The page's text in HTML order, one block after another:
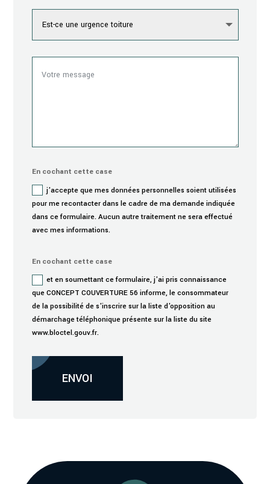
En cochant cette case
j'accepte que mes données personnelles soient utilisées
pour me recontacter dans le cadre de ma demande indiquée
dans ce formulaire. Aucun autre traitement ne sera effectué
avec mes informations.
En cochant cette case
et en soumettant ce formulaire, j'ai pris connaissance
que CONCEPT COUVERTURE 56 informe, le consommateur
de la possibilité de s'inscrire sur la liste d'opposition au
démarchage téléphonique présente sur la liste du site
www.bloctel.gouv.fr.
ENVOI